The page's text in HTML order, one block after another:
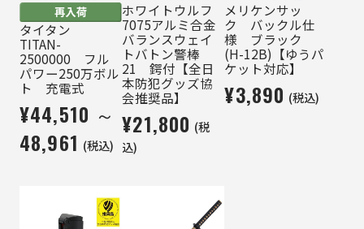
タイタン
TITAN-
2500000 フル
パワー250万ボル
ト 充電式
¥44,510 ～
48,961 (税込)
ホワイトウルフ
7075アルミ合金
バランスウェイ
トバトン警棒
21 鍔付【全日
本防犯グッズ協
会推奨品】
¥21,800 (税
込)
メリケンサッ
ク バックル仕
様 ブラック
(H-12B)【ゆうパ
ケット対応】
¥3,890 (税込)